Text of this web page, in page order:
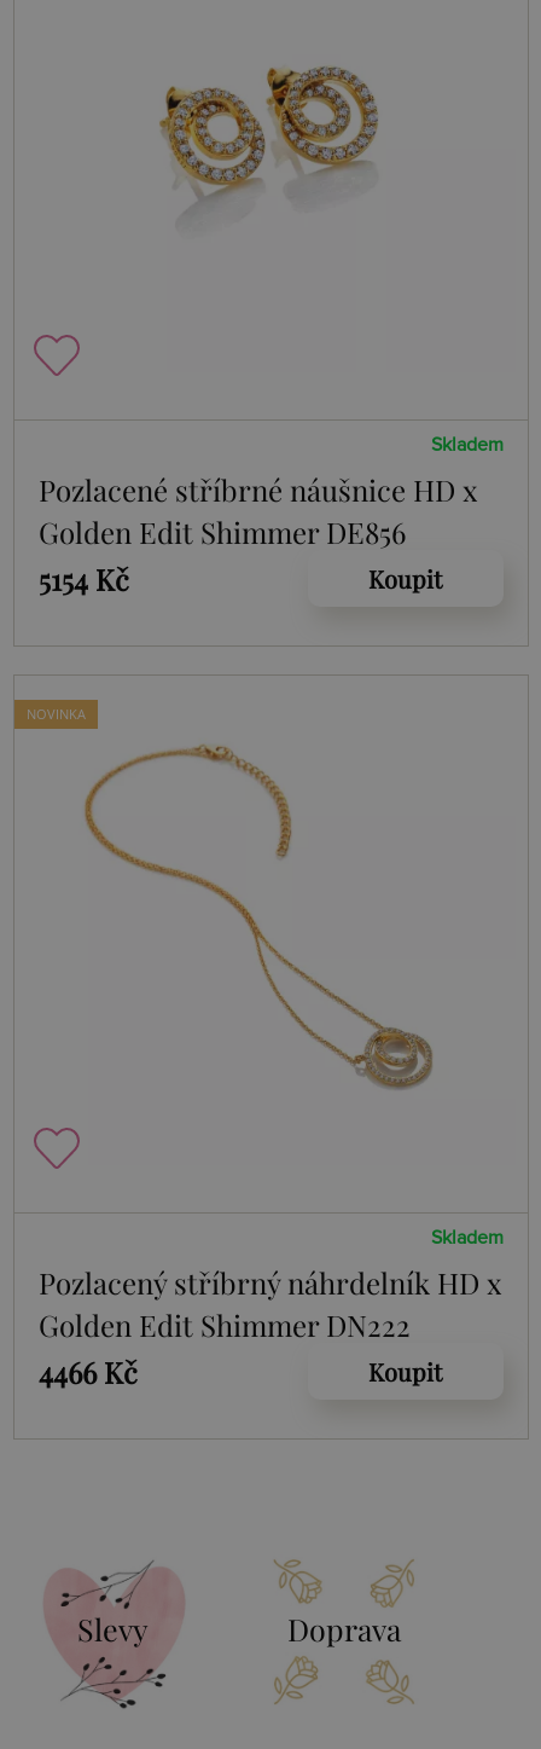
Skladem
Pozlacené stříbrné náušnice HD x
Golden Edit Shimmer DE856
5154 Kč
Koupit
NOVINKA
Skladem
Pozlacený stříbrný náhrdelník HD x
Golden Edit Shimmer DN222
4466 Kč
Koupit
Slevy Doprava